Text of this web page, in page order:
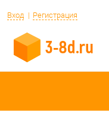
Вход Регистрация